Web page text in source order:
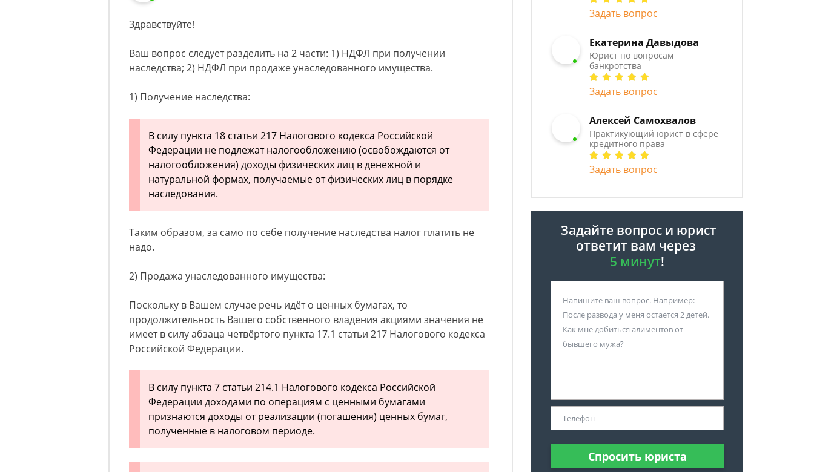
Здравствуйте!
Ваш вопрос следует разделить на 2 части: 1) НДФЛ при получении
наследства; 2) НДФЛ при продаже унаследованного имущества.
1) Получение наследства:
В силу пункта 18 статьи 217 Налогового кодекса Российской
Федерации не подлежат налогообложению (освобождаются от
налогообложения) доходы физических лиц в денежной и
натуральной формах, получаемые от физических лиц в порядке
наследования.
Таким образом, за само по себе получение наследства налог платить не
надо.
2) Продажа унаследованного имущества:
Поскольку в Вашем случае речь идёт о ценных бумагах, то
продолжительность Вашего собственного владения акциями значения не
имеет в силу абзаца четвёртого пункта 17.1 статьи 217 Налогового кодекса
Российской Федерации.
В силу пункта 7 статьи 214.1 Налогового кодекса Российской
Федерации доходами по операциям с ценными бумагами
признаются доходы от реализации (погашения) ценных бумаг,
полученные в налоговом периоде.
Задать вопрос
Екатерина Давыдова
Юрист по вопросам
банкротства
Задать вопрос
Алексей Самохвалов
Практикующий юрист в сфере
кредитного права
Задать вопрос
Задайте вопрос и юрист
ответит вам через
5 минут!
Спросить юриста